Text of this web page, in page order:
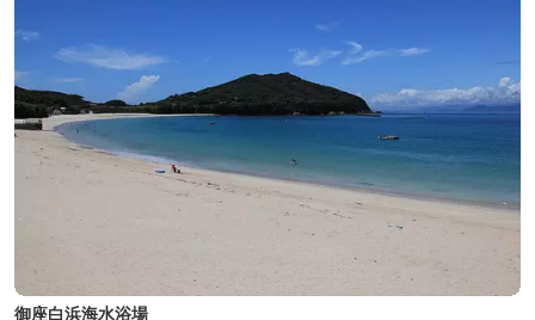
御座白浜海水浴場